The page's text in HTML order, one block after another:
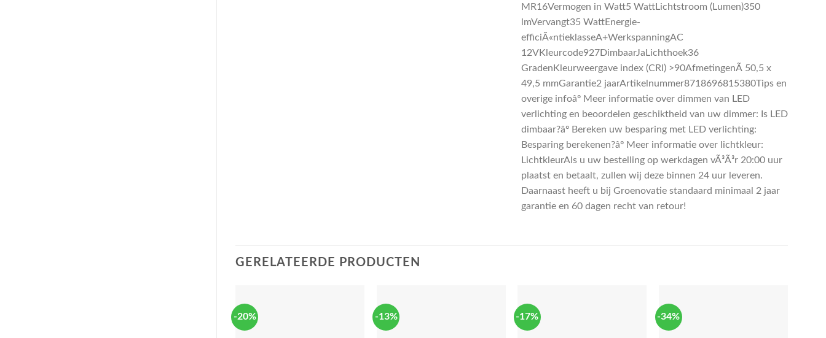
MR16Vermogen in Watt5 WattLichtstroom (Lumen)350
lmVervangt35 WattEnergie-
efficiÃ«ntieklasseA+WerkspanningAC
12VKleurcode927DimbaarJaLichthoek36
GradenKleurweergave index (CRI) >90AfmetingenÃ 50,5 x
49,5 mmGarantie2 jaarArtikelnummer8718696815380Tips en
overige infoâº Meer informatie over dimmen van LED
verlichting en beoordelen geschiktheid van uw dimmer: Is LED
dimbaar?âº Bereken uw besparing met LED verlichting:
Besparing berekenen?âº Meer informatie over lichtkleur:
LichtkleurAls u uw bestelling op werkdagen vÃ³Ã³r 20:00 uur
plaatst en betaalt, zullen wij deze binnen 24 uur leveren.
Daarnaast heeft u bij Groenovatie standaard minimaal 2 jaar
garantie en 60 dagen recht van retour!
GERELATEERDE PRODUCTEN
-20% -13% -17% -34%